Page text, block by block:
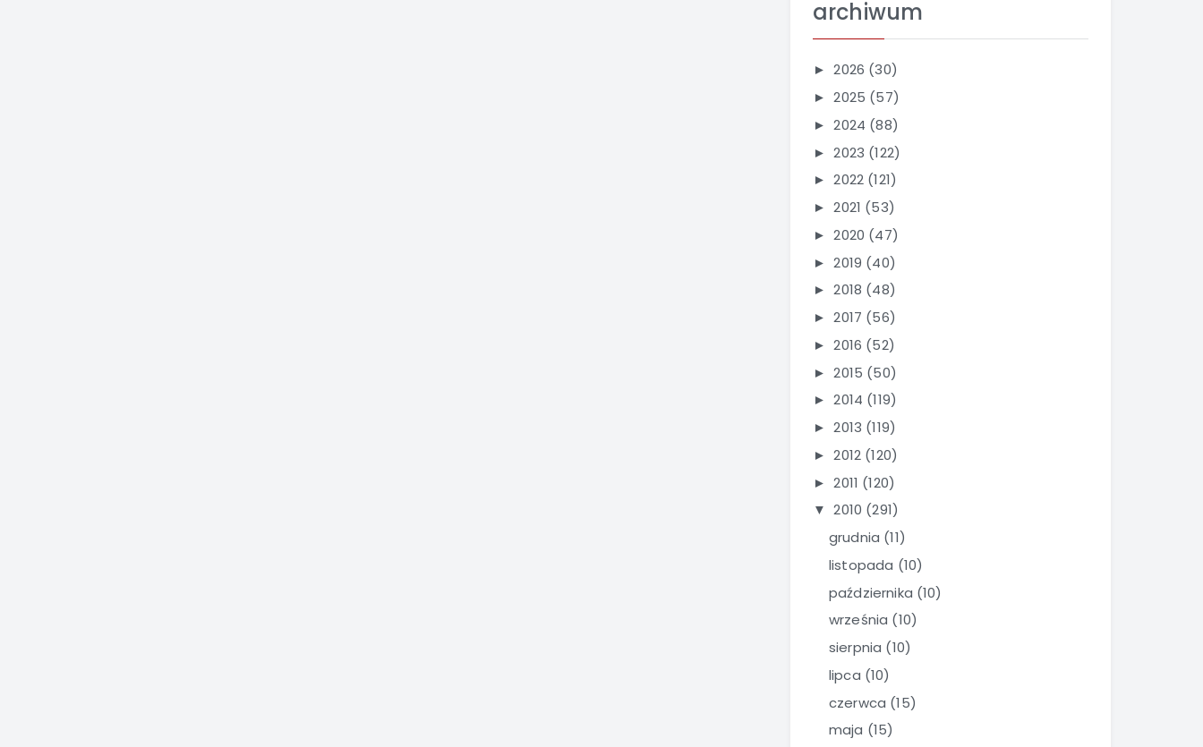
archiwum
► 2026 (30)
► 2025 (57)
► 2024 (88)
► 2023 (122)
► 2022 (121)
► 2021 (53)
► 2020 (47)
► 2019 (40)
► 2018 (48)
► 2017 (56)
► 2016 (52)
► 2015 (50)
► 2014 (119)
► 2013 (119)
► 2012 (120)
► 2011 (120)
▼ 2010 (291)
grudnia (11)
listopada (10)
października (10)
września (10)
sierpnia (10)
lipca (10)
czerwca (15)
maja (15)